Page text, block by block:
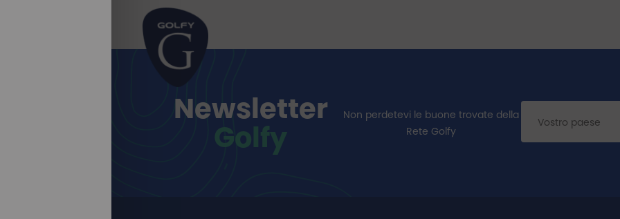
Newsletter
Golfy
Non perdetevi le buone trovate della
Rete Golfy